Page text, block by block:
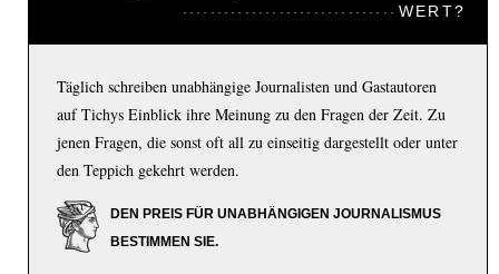
WERT?
Täglich schreiben unabhängige Journalisten und Gastautoren
auf Tichys Einblick ihre Meinung zu den Fragen der Zeit. Zu
jenen Fragen, die sonst oft all zu einseitig dargestellt oder unter
den Teppich gekehrt werden.
DEN PREIS FÜR UNABHÄNGIGEN JOURNALISMUS
BESTIMMEN SIE.